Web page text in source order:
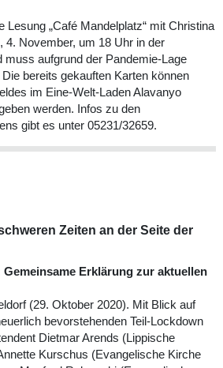
Lesung „Café Mandelplatz“ mit Christina
4. November, um 18 Uhr in der
muss aufgrund der Pandemie-Lage
bereits gekauften Karten können
im Eine-Welt-Laden Alavanyo
werden. Infos zu den
gibt es unter 05231/32659.
Zeiten an der Seite der
Erklärung zur aktuellen
(29. Oktober 2020). Mit Blick auf
bevorstehenden Teil-Lockdown
Dietmar Arends (Lippische
Kurschus (Evangelische Kirche